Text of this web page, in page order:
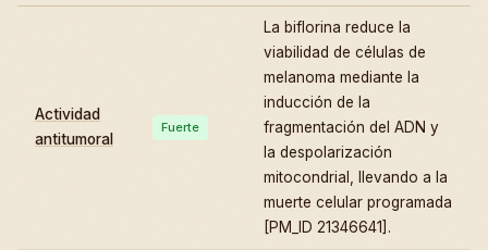
Actividad
antitumoral
Fuerte
La biflorina reduce la
viabilidad de células de
melanoma mediante la
inducción de la
fragmentación del ADN y
la despolarización
mitocondrial, llevando a la
muerte celular programada
[PM_ID 21346641].